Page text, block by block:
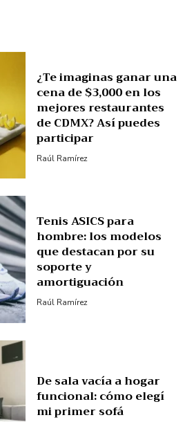
¿Te imaginas ganar una
cena de $3,000 en los
mejores restaurantes
de CDMX? Así puedes
participar
Raúl Ramírez
Tenis ASICS para
hombre: los modelos
que destacan por su
soporte y
amortiguación
Raúl Ramírez
De sala vacía a hogar
funcional: cómo elegí
mi primer sofá